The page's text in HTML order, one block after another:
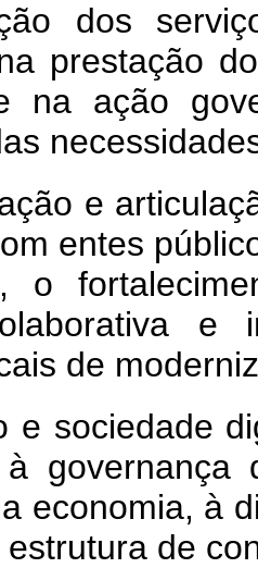
dos
prestação
na ação
e
entes
o
e
de
e sociedade
economia, à
de